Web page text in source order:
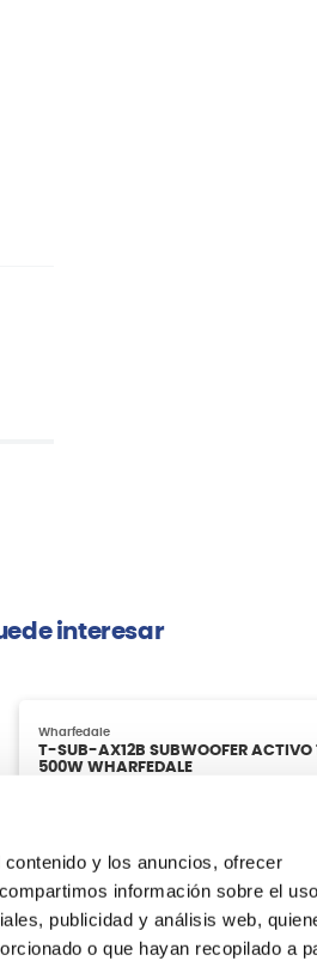
y los anuncios, ofrecer
información sobre el uso
publicidad y análisis web,
o que hayan recopilado a
interesar